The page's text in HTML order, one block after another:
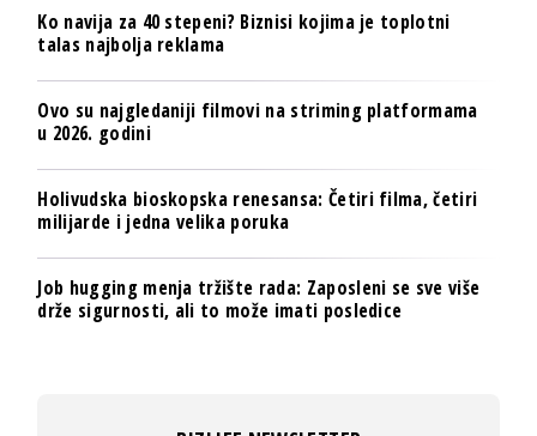
Ko navija za 40 stepeni? Biznisi kojima je toplotni
talas najbolja reklama
Ovo su najgledaniji filmovi na striming platformama
u 2026. godini
Holivudska bioskopska renesansa: Četiri filma, četiri
milijarde i jedna velika poruka
Job hugging menja tržište rada: Zaposleni se sve više
drže sigurnosti, ali to može imati posledice